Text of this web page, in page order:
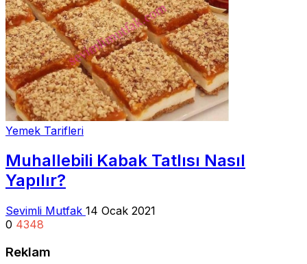
Yemek Tarifleri
Muhallebili Kabak Tatlısı Nasıl
Yapılır?
Sevimli Mutfak 14 Ocak 2021
0 4348
Reklam